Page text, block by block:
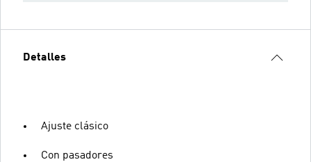
Detalles
Ajuste clásico
Con pasadores